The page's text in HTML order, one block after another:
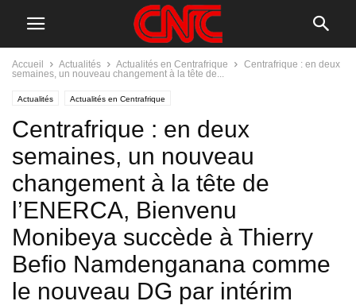
Accueil Actualités Actualités en Centrafrique
Centrafrique : en deux
semaines, un nouveau changement à la tête de...
Actualités Actualités en Centrafrique
Centrafrique : en deux
semaines, un nouveau
changement à la tête de
l’ENERCA, Bienvenu
Monibeya succède à Thierry
Befio Namdenganana comme
le nouveau DG par intérim